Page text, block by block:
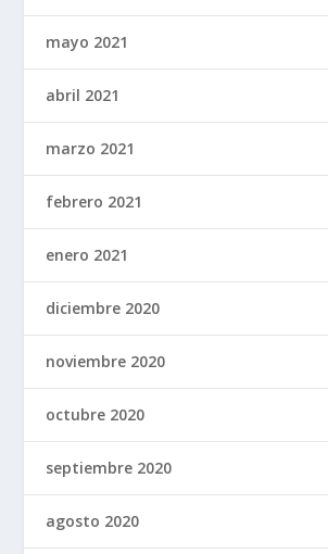
mayo 2021
abril 2021
marzo 2021
febrero 2021
enero 2021
diciembre 2020
noviembre 2020
octubre 2020
septiembre 2020
agosto 2020